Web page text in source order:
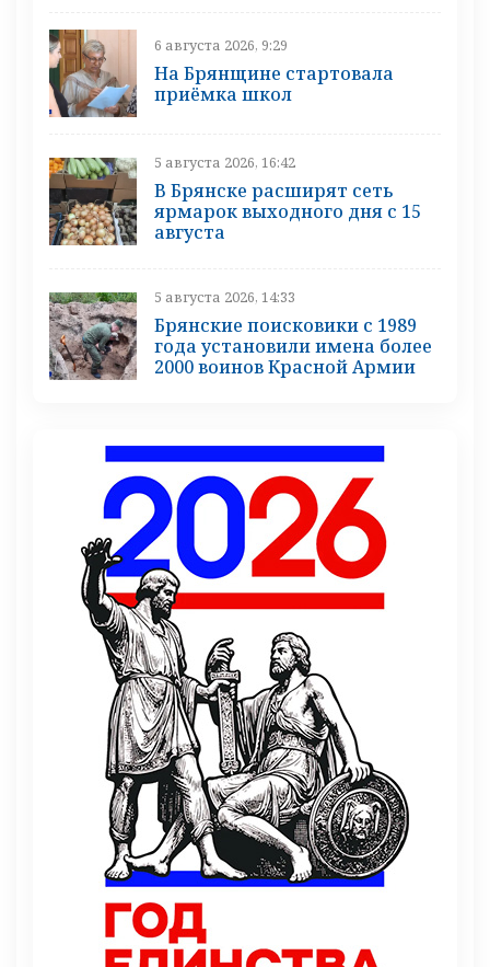
6 августа 2026, 9:29
На Брянщине стартовала
приёмка школ
5 августа 2026, 16:42
В Брянске расширят сеть
ярмарок выходного дня с 15
августа
5 августа 2026, 14:33
Брянские поисковики с 1989
года установили имена более
2000 воинов Красной Армии